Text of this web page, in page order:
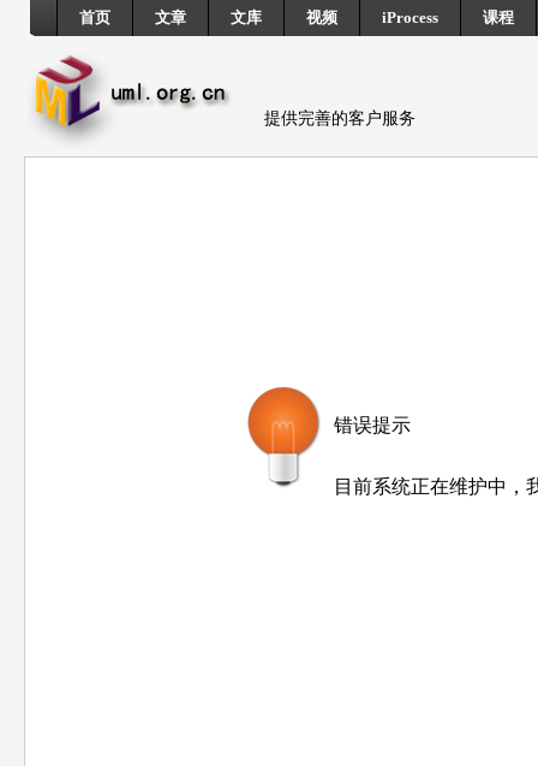
首页 文章 文库 视频 iProcess 课程
提供完善的客户服务
错误提示
目前系统正在维护中，